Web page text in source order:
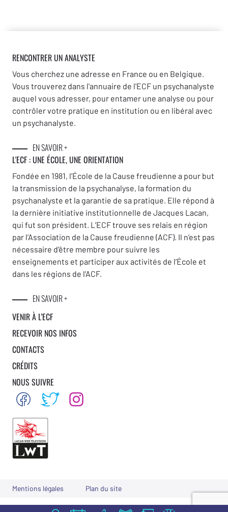
RENCONTRER UN ANALYSTE
Vous cherchez une adresse en France ou en Belgique.
Vous trouverez dans l'annuaire de l'ECF un psychanalyste
auquel vous adresser, pour entamer une analyse ou pour
contrôler votre pratique en institution ou en libéral avec
un psychanalyste.
EN SAVOIR +
L'ECF : UNE ÉCOLE, UNE ORIENTATION
Fondée en 1981, l’École de la Cause freudienne a pour but
la transmission de la psychanalyse, la formation du
psychanalyste et la garantie de sa pratique. Elle répond à
la dernière initiative institutionnelle de Jacques Lacan,
qui fut son président. L’ECF trouve ses relais en région
par l’Association de la Cause freudienne (ACF). Il n’est pas
nécessaire d’être membre pour suivre les
enseignements et participer aux activités de l’École et
dans les régions de l’ACF.
EN SAVOIR +
VENIR À L’ECF
RECEVOIR NOS INFOS
CONTACTS
CRÉDITS
NOUS SUIVRE
Mentions légales Plan du site